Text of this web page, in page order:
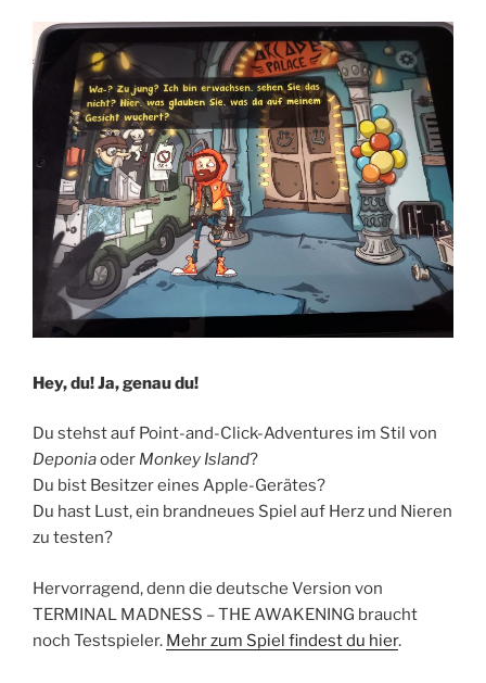
Hey, du! Ja, genau du!
Du stehst auf Point-and-Click-Adventures im Stil von
Deponiaoder Monkey Island?
Du bist Besitzer eines Apple-Gerätes?
Du hast Lust, ein brandneues Spiel auf Herz und Nieren
zu testen?
Hervorragend, denn die deutsche Version von
TERMINAL MADNESS – THE AWAKENING braucht
noch Testspieler. Mehr zum Spiel findest du hier.